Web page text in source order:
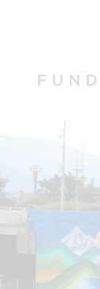
Twitter